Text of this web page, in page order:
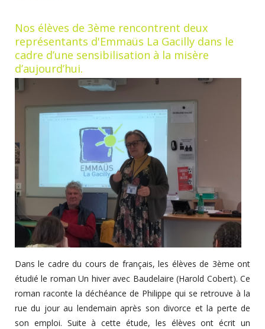
Nos élèves de 3ème rencontrent deux
représentants d'Emmaüs La Gacilly dans le
cadre d’une sensibilisation à la misère
d’aujourd’hui.
Dans le cadre du cours de français, les élèves de 3ème ont
étudié le roman Un hiver avec Baudelaire (Harold Cobert). Ce
roman raconte la déchéance de Philippe qui se retrouve à la
rue du jour au lendemain après son divorce et la perte de
son emploi. Suite à cette étude, les élèves ont écrit un